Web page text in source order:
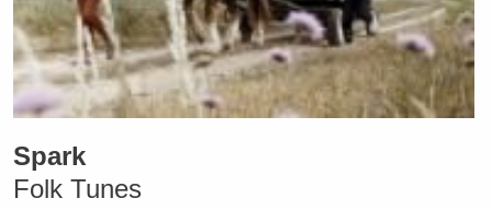
Spark
Folk Tunes